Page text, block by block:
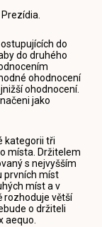
do
do druhého
ohodnocení
ohodnocení.
jako
kategorii tři
místa. Držitelem
s nejvyšším
prvních míst
míst a v
rozhoduje větší
o držiteli
aequo.